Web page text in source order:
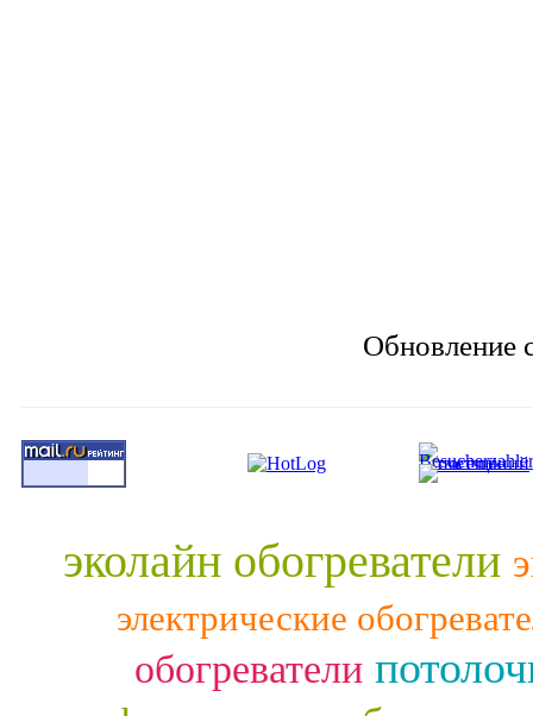
Обновление
эколайн обогреватели
электрические
обогреватели